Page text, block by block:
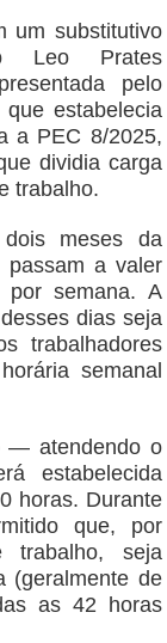
um substitutivo
Leo Prates
pelo
estabelecia
a PEC 8/2025,
dividia carga
trabalho.
meses da
passam a valer
por semana. A
dias seja
trabalhadores
semanal
— atendendo o
estabelecida
horas. Durante
que, por
trabalho, seja
(geralmente de
as 42 horas